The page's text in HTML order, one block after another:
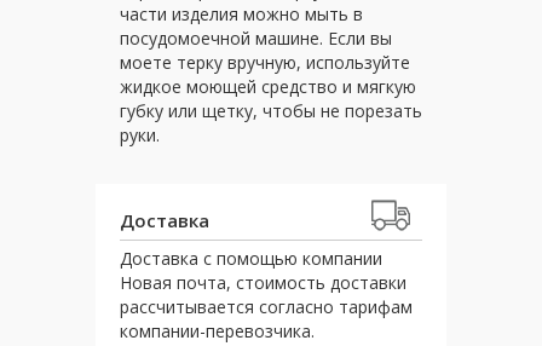
части изделия можно мыть в
посудомоечной машине. Если вы
моете терку вручную, используйте
жидкое моющей средство и мягкую
губку или щетку, чтобы не порезать
руки.
Доставка
Доставка с помощью компании
Новая почта, стоимость доставки
рассчитывается согласно тарифам
компании-перевозчика.